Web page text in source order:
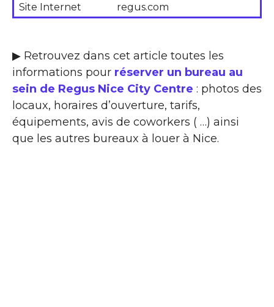
Site Internet
regus.com
▶ Retrouvez dans cet article toutes les
informations pour réserver un bureau au
sein de Regus Nice City Centre : photos des
locaux, horaires d’ouverture, tarifs,
équipements, avis de coworkers ( …) ainsi
que les autres bureaux à louer à Nice.